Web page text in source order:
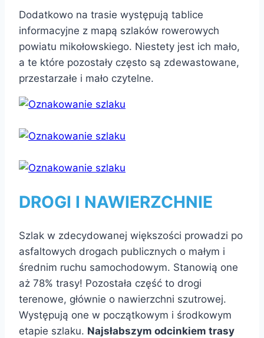
Dodatkowo na trasie występują tablice
informacyjne z mapą szlaków rowerowych
powiatu mikołowskiego. Niestety jest ich mało,
a te które pozostały często są zdewastowane,
przestarzałe i mało czytelne.
DROGI I NAWIERZCHNIE
Szlak w zdecydowanej większości prowadzi po
asfaltowych drogach publicznych o małym i
średnim ruchu samochodowym. Stanowią one
aż 78% trasy! Pozostała część to drogi
terenowe, głównie o nawierzchni szutrowej.
Występują one w początkowym i środkowym
etapie szlaku. Najsłabszym odcinkiem trasy